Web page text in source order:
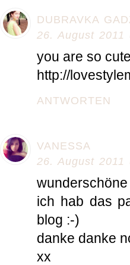
DUBRAVKA
26. August 2011
you are so
http://
ANTWORTEN
VANESSA
26. August 2011
ich hab das
blog :-)
danke danke
xx